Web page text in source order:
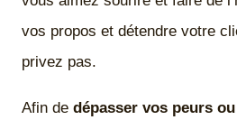
vos propos et détendre votre
privez pas.
Afin de dépasser vos peurs